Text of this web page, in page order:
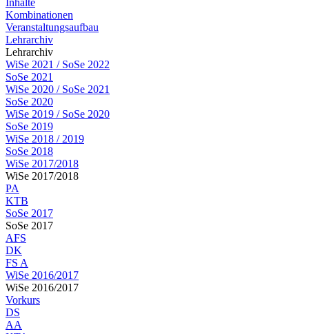
Inhalte
Kombinationen
Veranstaltungsaufbau
Lehrarchiv
Lehrarchiv
WiSe 2021 / SoSe 2022
SoSe 2021
WiSe 2020 / SoSe 2021
SoSe 2020
WiSe 2019 / SoSe 2020
SoSe 2019
WiSe 2018 / 2019
SoSe 2018
WiSe 2017/2018
WiSe 2017/2018
PA
KTB
SoSe 2017
SoSe 2017
AFS
DK
FS A
WiSe 2016/2017
WiSe 2016/2017
Vorkurs
DS
AA